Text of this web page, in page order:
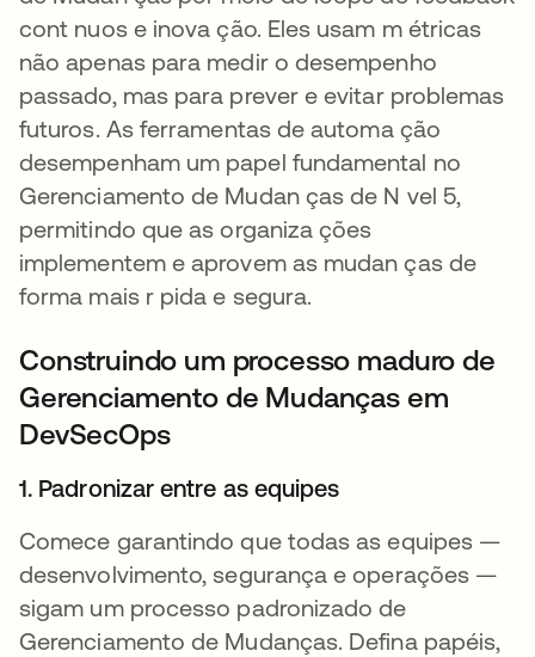
cont nuos e inova ção. Eles usam m étricas
não apenas para medir o desempenho
passado, mas para prever e evitar problemas
futuros. As ferramentas de automa ção
desempenham um papel fundamental no
Gerenciamento de Mudan ças de N vel 5,
permitindo que as organiza ções
implementem e aprovem as mudan ças de
forma mais r pida e segura.
Construindo um processo maduro de
Gerenciamento de Mudanças em
DevSecOps
1. Padronizar entre as equipes
Comece garantindo que todas as equipes —
desenvolvimento, segurança e operações —
sigam um processo padronizado de
Gerenciamento de Mudanças. Defina papéis,